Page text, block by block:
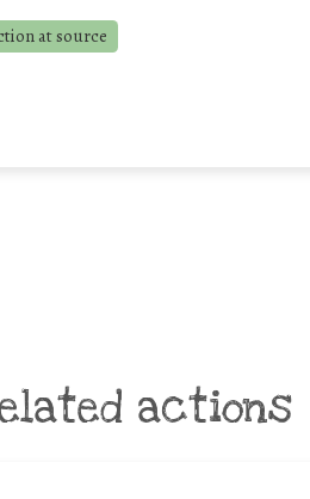
at source
actions